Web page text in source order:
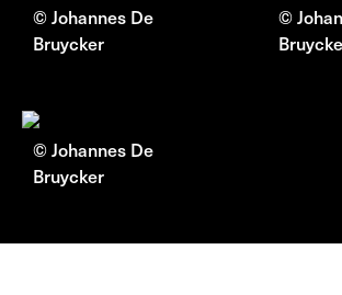
© Johannes De
Bruycker
©
© Johannes De
Bruycker